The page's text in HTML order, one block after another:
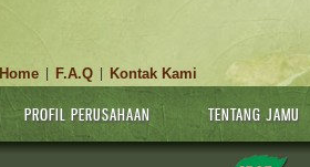
Home F.A.Q Kontak Kami
PROFIL PERUSAHAAN TENTANG JAMU